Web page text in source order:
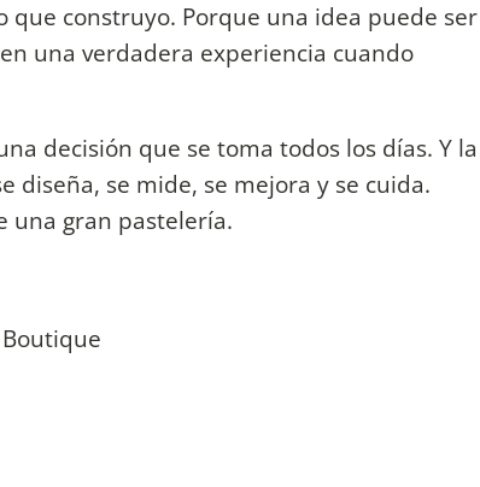
construyo. Porque una idea puede ser
una verdadera experiencia cuando
decisión que se toma todos los días. Y la
diseña, se mide, se mejora y se cuida.
una gran pastelería.